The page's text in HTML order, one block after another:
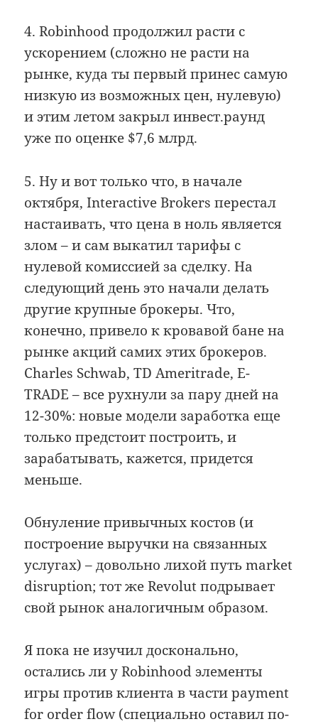
4. Robinhood продолжил расти с
ускорением (сложно не расти на
рынке, куда ты первый принес самую
низкую из возможных цен, нулевую)
и этим летом закрыл инвест.раунд
уже по оценке $7,6 млрд.
5. Ну и вот только что, в начале
октября, Interactive Brokers перестал
настаивать, что цена в ноль является
злом – и сам выкатил тарифы с
нулевой комиссией за сделку. На
следующий день это начали делать
другие крупные брокеры. Что,
конечно, привело к кровавой бане на
рынке акций самих этих брокеров.
Charles Schwab, TD Ameritrade, E-
TRADE – все рухнули за пару дней на
12-30%: новые модели заработка еще
только предстоит построить, и
зарабатывать, кажется, придется
меньше.
Обнуление привычных костов (и
построение выручки на связанных
услугах) – довольно лихой путь market
disruption; тот же Revolut подрывает
свой рынок аналогичным образом.
Я пока не изучил досконально,
остались ли у Robinhood элементы
игры против клиента в части payment
for order flow (специально оставил по-